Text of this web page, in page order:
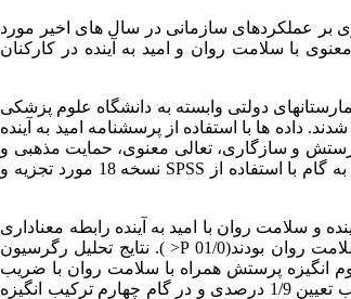
بر عملکردهای سازمانی در سال های اخیر مورد
با سلامت روان و امید به آینده در کارکنان
دولتی وابسته به دانشگاه علوم پزشکی
نفر به روش تصادفی ساده انتخاب شدند. داده ها با استفاده از پرسشنامه امید به آینده
و سازگاری، تعالی معنوی، حمایت مذهبی و
اعمال و نگرش مذهبی) جمع آوری و از طریق ضریب همبستگی پیرسون و تحلیل رگرسیون گام به گام با استفاده از SPSS نسخه 18 مورد تجزیه و
و سلامت روان با امید به آینده رابطه معناداری
وجود داشت(01/0 P< ). همچنین تمام مولفه های مذهبی- معنوی دارای همبستگی معناداری با سلامت روان بودند(01/0 P< ). نتایج تحلیل رگرسیون
گام اول انگیزه پرستش با ضریب تعیین 5 درصد، در گام دوم انگیزه پرستش همراه با سلامت روان با ضریب
تعیین 4/6 درصدی، در گام سوم انگیزه پرستش همراه با سلامت روان و بهزیستی وجودی با ضریب تعیین 1/9 درصدی و در گام چهارم ترکیب انگیزه